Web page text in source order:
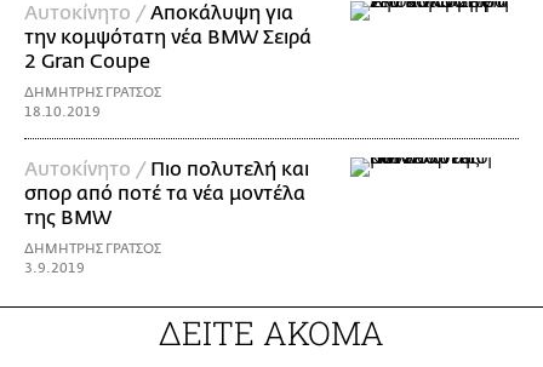
Αυτοκίνητο /Αποκάλυψη για
την κομψότατη νέα BMW Σειρά
2 Gran Coupe
ΔΗΜΗΤΡΗΣ ΓΡΑΤΣΟΣ
18.10.2019
Αυτοκίνητο / Πιο πολυτελή και
σπορ από ποτέ τα νέα μοντέλα
της BMW
ΔΗΜΗΤΡΗΣ ΓΡΑΤΣΟΣ
3.9.2019
ΔΕΙΤΕ ΑΚΟΜΑ